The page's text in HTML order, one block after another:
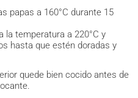
papas a 160°C durante 15
la temperatura a 220°C y
hasta que estén doradas y
quede bien cocido antes de